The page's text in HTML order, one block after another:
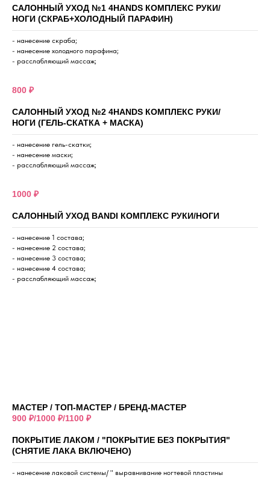
САЛОННЫЙ УХОД №1 4HANDS КОМПЛЕКС РУКИ/
НОГИ (СКРАБ+ХОЛОДНЫЙ ПАРАФИН)
- нанесение скраба;
- нанесение холодного парафина;
- расслабляющий массаж;
800 ₽
САЛОННЫЙ УХОД №2 4HANDS КОМПЛЕКС РУКИ/
НОГИ (ГЕЛЬ-СКАТКА + МАСКА)
- нанесение гель-скатки;
- нанесение маски;
- расслабляющий массаж;
1000 ₽
САЛОННЫЙ УХОД BANDI КОМПЛЕКС РУКИ/НОГИ
- нанесение 1 состава;
- нанесение 2 состава;
- нанесение 3 состава;
- нанесение 4 состава;
- расслабляющий массаж;
МАСТЕР / ТОП-МАСТЕР / БРЕНД-МАСТЕР
900 ₽/1000 ₽/1100 ₽
ПОКРЫТИЕ ЛАКОМ / "ПОКРЫТИЕ БЕЗ ПОКРЫТИЯ"
(СНЯТИЕ ЛАКА ВКЛЮЧЕНО)
- нанесение лаковой системы/ " выравнивание ногтевой пластины